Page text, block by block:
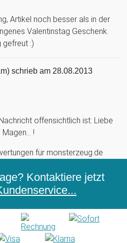
Artikel noch besser als in der
Valentinstag Geschenk.
gefreut :)
schrieb am 28.08.2013
offensichtlich ist: Liebe
!
Kontaktiere jetzt